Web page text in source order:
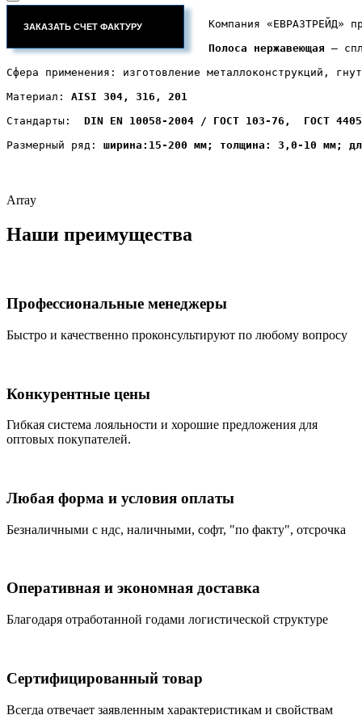
Компания «ЕВРАЗТРЕЙД»
Полоса нержавеющая ―
Сфера применения: изготовление металлоконструкций,
Материал: AISI 304, 316, 201
Стандарты:
DIN EN 10058-2004 / ГОСТ 103-76,  ГОСТ
Размерный ряд:
ширина:15-200 мм; толщина: 3,0-10 мм;
Array
Наши преимущества
Профессиональные менеджеры
Быстро и качественно проконсультируют по любому вопросу
Конкурентные цены
Гибкая система лояльности и хорошие предложения для
оптовых покупателей.
Любая форма и условия оплаты
Безналичными с ндс, наличными, софт, "по факту", отсрочка
Оперативная и экономная доставка
Благодаря отработанной годами логистической структуре
Сертифицированный товар
Всегда отвечает заявленным характеристикам и свойствам